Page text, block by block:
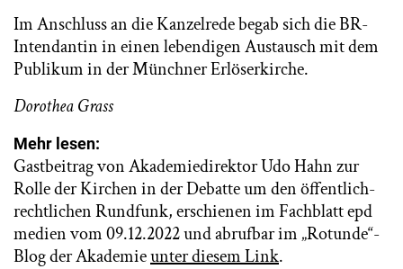
Im Anschluss an die Kanzelrede begab sich die BR-
Intendantin in einen lebendigen Austausch mit dem
Publikum in der Münchner Erlöserkirche.
Dorothea Grass
Mehr lesen:
Gastbeitrag von Akademiedirektor Udo Hahn zur
Rolle der Kirchen in der Debatte um den öffentlich-
rechtlichen Rundfunk, erschienen im Fachblatt epd
medien vom 09.12.2022 und abrufbar im „Rotunde“-
Blog der Akademieunter diesem Link.